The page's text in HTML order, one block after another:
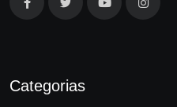
Categorias